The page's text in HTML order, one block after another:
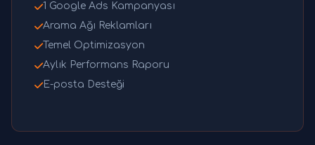
1 Google Ads Kampanyası
Arama Ağı Reklamları
Temel Optimizasyon
Aylık Performans Raporu
E-posta Desteği